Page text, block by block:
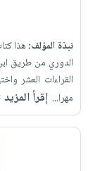
نبذة المؤلف: هذا
الدوري من طريق
القراءات العشر
مهرا... إقرأ